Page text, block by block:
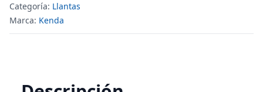
Categoría: Llantas
Marca: Kenda